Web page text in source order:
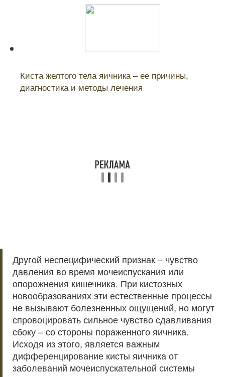
Киста желтого тела яичника – ее причины,
диагностика и методы лечения
Другой неспецифический признак – чувство
давления во время мочеиспускания или
опорожнения кишечника. При кистозных
новообразованиях эти естественные процессы
не вызывают болезненных ощущений, но могут
спровоцировать сильное чувство сдавливания
сбоку – со стороны пораженного яичника.
Исходя из этого, является важным
дифференцирование кисты яичника от
заболеваний мочеиспускательной системы